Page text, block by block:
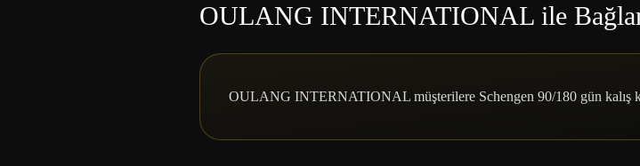
OULANG INTERNATIONAL ile
OULANG INTERNATIONAL müşterilere Schengen 90/180 gün kalış